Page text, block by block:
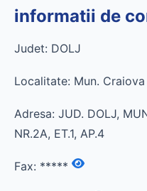
informatii de
Judet: DOLJ
Localitate: Mun. Craiova
Adresa: JUD. DOLJ,
NR.2A, ET.1, AP.4
Fax: *****